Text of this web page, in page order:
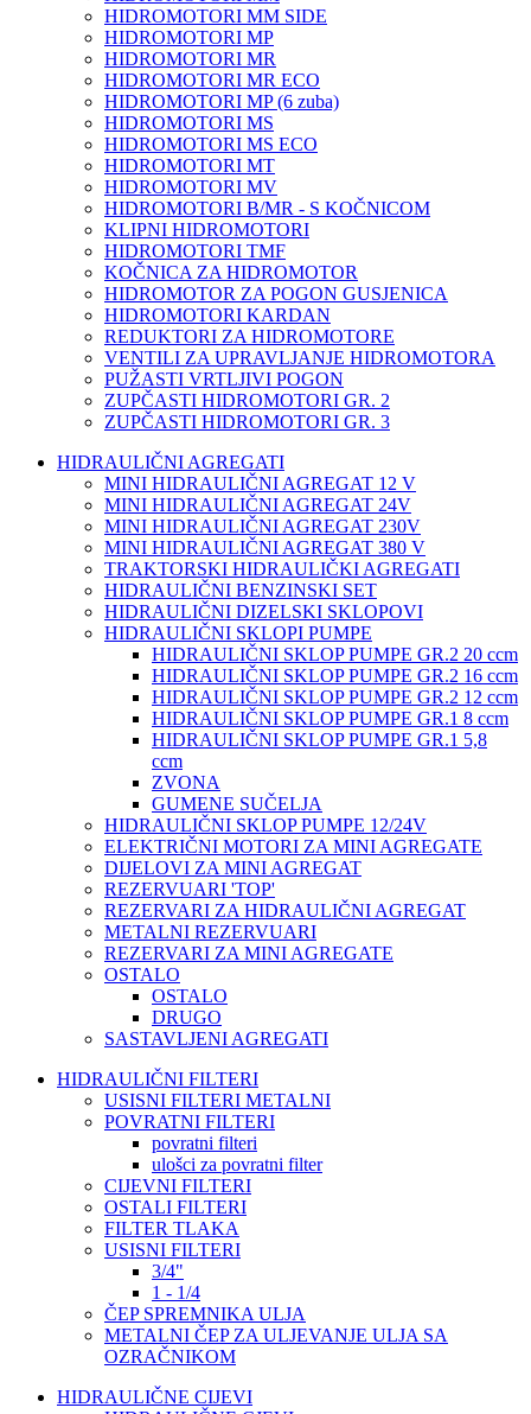
HIDROMOTORI MM SIDE
HIDROMOTORI MP
HIDROMOTORI MR
HIDROMOTORI MR ECO
HIDROMOTORI MP (6 zuba)
HIDROMOTORI MS
HIDROMOTORI MS ECO
HIDROMOTORI MT
HIDROMOTORI MV
HIDROMOTORI B/MR - S KOČNICOM
KLIPNI HIDROMOTORI
HIDROMOTORI TMF
KOČNICA ZA HIDROMOTOR
HIDROMOTOR ZA POGON GUSJENICA
HIDROMOTORI KARDAN
REDUKTORI ZA HIDROMOTORE
VENTILI ZA UPRAVLJANJE HIDROMOTORA
PUŽASTI VRTLJIVI POGON
ZUPČASTI HIDROMOTORI GR. 2
ZUPČASTI HIDROMOTORI GR. 3
HIDRAULIČNI AGREGATI
MINI HIDRAULIČNI AGREGAT 12 V
MINI HIDRAULIČNI AGREGAT 24V
MINI HIDRAULIČNI AGREGAT 230V
MINI HIDRAULIČNI AGREGAT 380 V
TRAKTORSKI HIDRAULIČKI AGREGATI
HIDRAULIČNI BENZINSKI SET
HIDRAULIČNI DIZELSKI SKLOPOVI
HIDRAULIČNI SKLOPI PUMPE
HIDRAULIČNI SKLOP PUMPE GR.2 20 ccm
HIDRAULIČNI SKLOP PUMPE GR.2 16 ccm
HIDRAULIČNI SKLOP PUMPE GR.2 12 ccm
HIDRAULIČNI SKLOP PUMPE GR.1 8 ccm
HIDRAULIČNI SKLOP PUMPE GR.1 5,8
ccm
ZVONA
GUMENE SUČELJA
HIDRAULIČNI SKLOP PUMPE 12/24V
ELEKTRIČNI MOTORI ZA MINI AGREGATE
DIJELOVI ZA MINI AGREGAT
REZERVUARI 'TOP'
REZERVARI ZA HIDRAULIČNI AGREGAT
METALNI REZERVUARI
REZERVARI ZA MINI AGREGATE
OSTALO
OSTALO
DRUGO
SASTAVLJENI AGREGATI
HIDRAULIČNI FILTERI
USISNI FILTERI METALNI
POVRATNI FILTERI
povratni filteri
ulošci za povratni filter
CIJEVNI FILTERI
OSTALI FILTERI
FILTER TLAKA
USISNI FILTERI
3/4"
1 - 1/4
ČEP SPREMNIKA ULJA
METALNI ČEP ZA ULJEVANJE ULJA SA
OZRAČNIKOM
HIDRAULIČNE CIJEVI